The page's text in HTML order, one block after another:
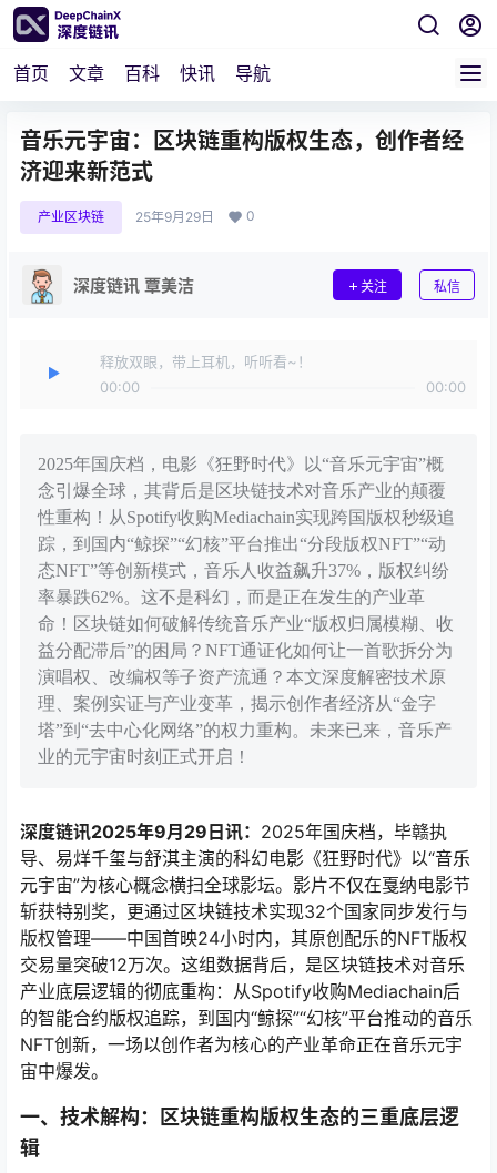
首页 文章 百科 快讯 导航
音乐元宇宙：区块链重构版权生态，创作者经
济迎来新范式
产业区块链 25年9月29日 0
深度链讯 覃美洁 关注 私信
释放双眼，带上耳机，听听看~！
00:00
00:00
2025年国庆档，电影《狂野时代》以“音乐元宇宙”概
念引爆全球，其背后是区块链技术对音乐产业的颠覆
性重构！从Spotify收购Mediachain实现跨国版权秒级追
踪，到国内“鲸探”“幻核”平台推出“分段版权NFT”“动
态NFT”等创新模式，音乐人收益飙升37%，版权纠纷
率暴跌62%。这不是科幻，而是正在发生的产业革
命！区块链如何破解传统音乐产业“版权归属模糊、收
益分配滞后”的困局？NFT通证化如何让一首歌拆分为
演唱权、改编权等子资产流通？本文深度解密技术原
理、案例实证与产业变革，揭示创作者经济从“金字
塔”到“去中心化网络”的权力重构。未来已来，音乐产
业的元宇宙时刻正式开启！
深度链讯2025年9月29日讯： 2025年国庆档，毕赣执
导、易烊千玺与舒淇主演的科幻电影《狂野时代》以“音乐
元宇宙”为核心概念横扫全球影坛。影片不仅在戛纳电影节
斩获特别奖，更通过区块链技术实现32个国家同步发行与
版权管理——中国首映24小时内，其原创配乐的NFT版权
交易量突破12万次。这组数据背后，是区块链技术对音乐
产业底层逻辑的彻底重构：从Spotify收购Mediachain后
的智能合约版权追踪，到国内“鲸探”“幻核”平台推动的音乐
NFT创新，一场以创作者为核心的产业革命正在音乐元宇
宙中爆发。
一、技术解构：区块链重构版权生态的三重底层逻
辑